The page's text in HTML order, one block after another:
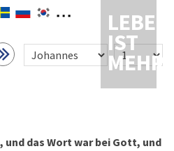
LEBEN
IST
MEHR
und das Wort war bei Gott, und